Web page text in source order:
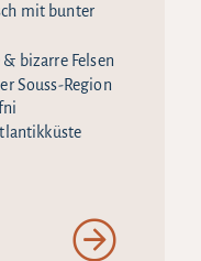
mit bunter
bizarre Felsen
Souss-Region